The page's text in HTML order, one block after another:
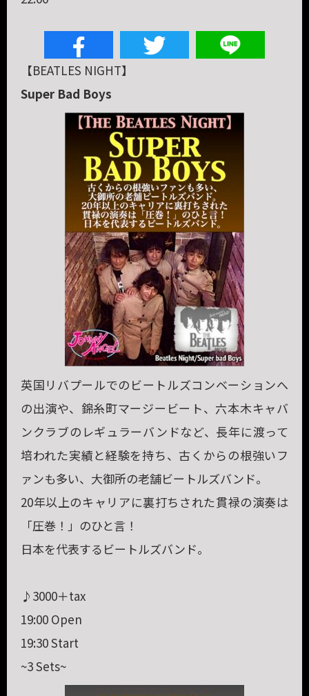
【BEATLES NIGHT】
Super Bad Boys
英国リバプールでのビートルズコンベーションへ
の出演や、錦糸町マージービート、六本木キャバ
ンクラブのレギュラーバンドなど、長年に渡って
培われた実績と経験を持ち、古くからの根強いフ
ァンも多い、大御所の老舗ビートルズバンド。
20年以上のキャリアに裏打ちされた貫禄の演奏は
「圧巻！」のひと言！
日本を代表するビートルズバンド。
♪3000＋tax
19:00 Open
19:30 Start
~3 Sets~